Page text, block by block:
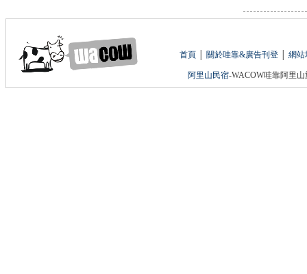
首頁│ 關於哇靠&廣告刊登│ 網站
阿里山民宿-WACOW哇靠阿里山